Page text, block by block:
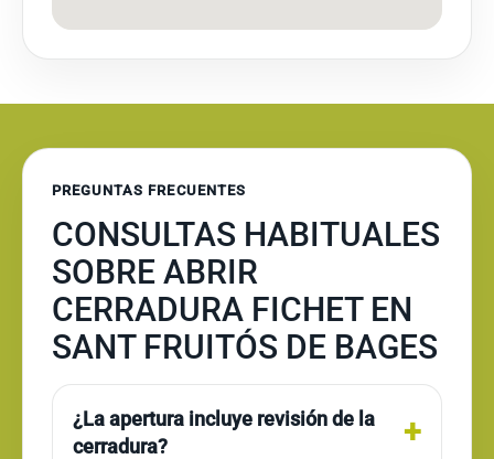
PREGUNTAS FRECUENTES
CONSULTAS HABITUALES
SOBRE ABRIR
CERRADURA FICHET EN
SANT FRUITÓS DE BAGES
¿La apertura incluye revisión de la
cerradura?